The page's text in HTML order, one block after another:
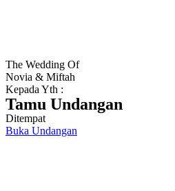
The Wedding Of
Novia & Miftah
Kepada Yth :
Tamu Undangan
Ditempat
Buka Undangan